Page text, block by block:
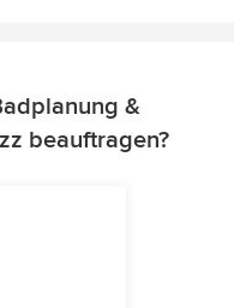
&
beauftragen?